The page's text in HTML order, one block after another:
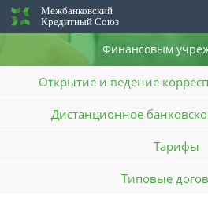
Межбанковский
Кредитный Союз
Финансовым
Открытие и ведение
Дистанционное
Тарифы
Типовые